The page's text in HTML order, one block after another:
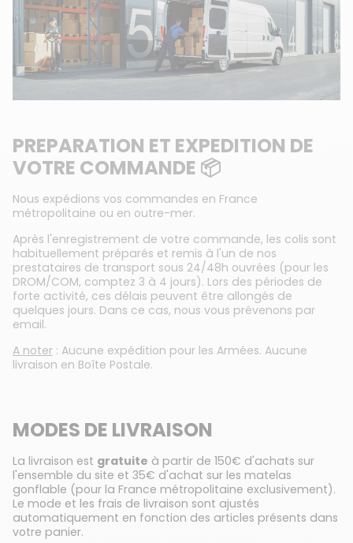
PREPARATION ET EXPEDITION DE
VOTRE COMMANDE 📦
Nous expédions vos commandes en France
métropolitaine ou en outre-mer.
Après l'enregistrement de votre commande, les colis sont
habituellement préparés et remis à l'un de nos
prestataires de transport sous 24/48h ouvrées (pour les
DROM/COM, comptez 3 à 4 jours). Lors des périodes de
forte activité, ces délais peuvent être allongés de
quelques jours. Dans ce cas, nous vous prévenons par
email.
A noter : Aucune expédition pour les Armées. Aucune
livraison en Boîte Postale.
MODES DE LIVRAISON
La livraison est gratuite à partir de 150€ d'achats sur
l'ensemble du site et 35€ d'achat sur les matelas
gonflable (pour la France métropolitaine exclusivement).
Le mode et les frais de livraison sont ajustés
automatiquement en fonction des articles présents dans
votre panier.